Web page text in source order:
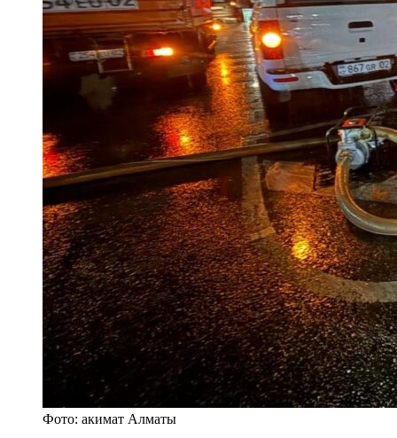
Фото: акимат Алматы